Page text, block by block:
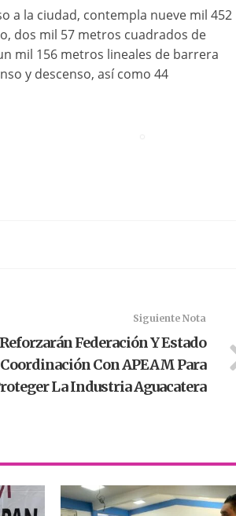
a la ciudad, contempla nueve mil 452
dos mil 57 metros cuadrados de
mil 156 metros lineales de barrera
y descenso, así como 44
Siguiente Nota
Reforzarán Federación Y Estado
Coordinación Con APEAM Para
La Industria Aguacatera